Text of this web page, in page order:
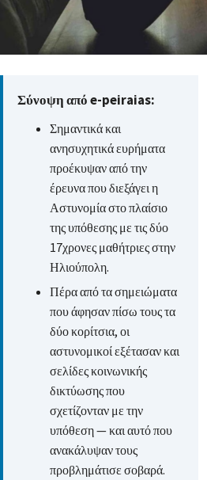
Σύνοψη από e-peiraias:
Σημαντικά και
ανησυχητικά ευρήματα
προέκυψαν από την
έρευνα που διεξάγει η
Αστυνομία στο πλαίσιο
της υπόθεσης με τις δύο
17χρονες μαθήτριες στην
Ηλιούπολη.
Πέρα από τα σημειώματα
που άφησαν πίσω τους τα
δύο κορίτσια, οι
αστυνομικοί εξέτασαν και
σελίδες κοινωνικής
δικτύωσης που
σχετίζονταν με την
υπόθεση — και αυτό που
ανακάλυψαν τους
προβλημάτισε σοβαρά.